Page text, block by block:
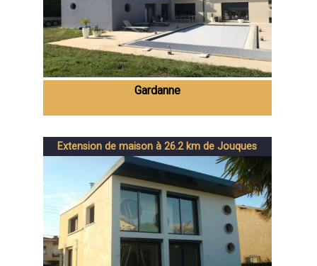
Gardanne
Extension de maison à 26.2 km de Jouques